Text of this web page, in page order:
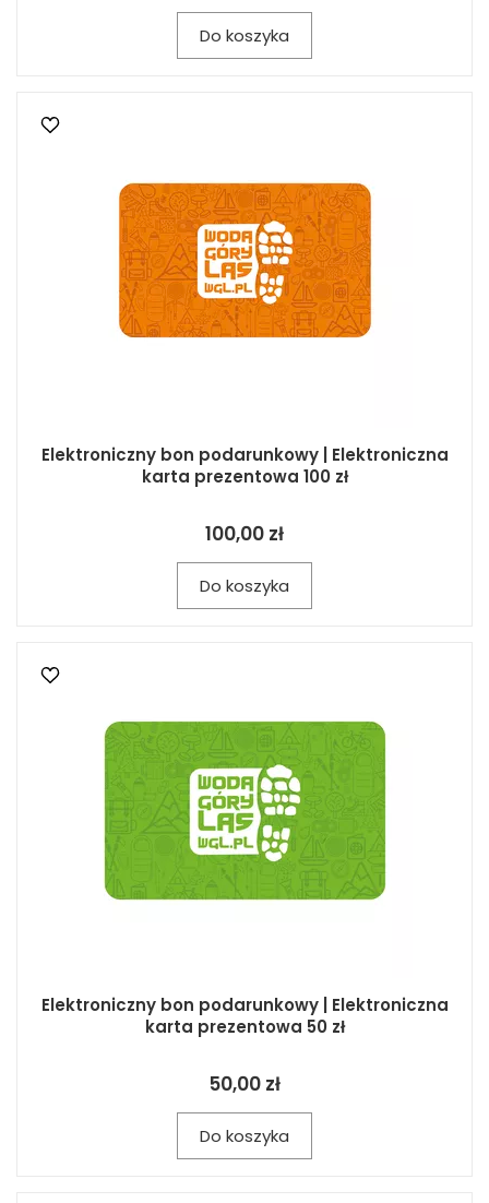
Do koszyka
Elektroniczny bon podarunkowy | Elektroniczna
karta prezentowa 100 zł
100,00 zł
Do koszyka
Elektroniczny bon podarunkowy | Elektroniczna
karta prezentowa 50 zł
50,00 zł
Do koszyka